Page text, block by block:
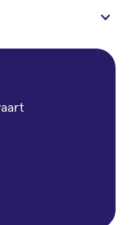
keyboard_arrow_down